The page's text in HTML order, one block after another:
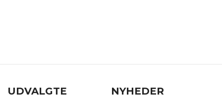
UDVALGTE
NYHEDER